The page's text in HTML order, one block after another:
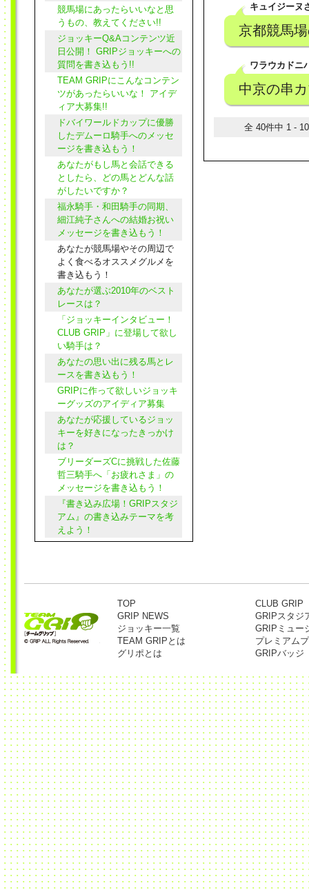
競馬場にあったらいいなと思
うもの、教えてください!!
ジョッキーQ&Aコンテンツ近
日公開！ GRIPジョッキーへの
質問を書き込もう!!
TEAM GRIPにこんなコンテン
ツがあったらいいな！ アイデ
ィア大募集!!
ドバイワールドカップに優勝
したデムーロ騎手へのメッセ
ージを書き込もう！
あなたがもし馬と会話できる
としたら、どの馬とどんな話
がしたいですか？
福永騎手・和田騎手の同期、
細江純子さんへの結婚お祝い
メッセージを書き込もう！
あなたが競馬場やその周辺で
よく食べるオススメグルメを
書き込もう！
あなたが選ぶ2010年のベスト
レースは？
「ジョッキーインタビュー！
CLUB GRIP」に登場して欲し
い騎手は？
あなたの思い出に残る馬とレ
ースを書き込もう！
GRIPに作って欲しいジョッキ
ーグッズのアイディア募集
あなたが応援しているジョッ
キーを好きになったきっかけ
は？
ブリーダーズCに挑戦した佐藤
哲三騎手へ「お疲れさま」の
メッセージを書き込もう！
『書き込み広場！GRIPスタジ
アム』の書き込みテーマを考
えよう！
キュイジーヌ
京都競馬
ワラウカドニ
中京の串
全 40件中 1 -
TOP
GRIP NEWS
ジョッキー一覧
TEAM GRIPとは
グリポとは
CLUB GRIP
GRIPスタジ
GRIPミュー
プレミアム
GRIPバッジ